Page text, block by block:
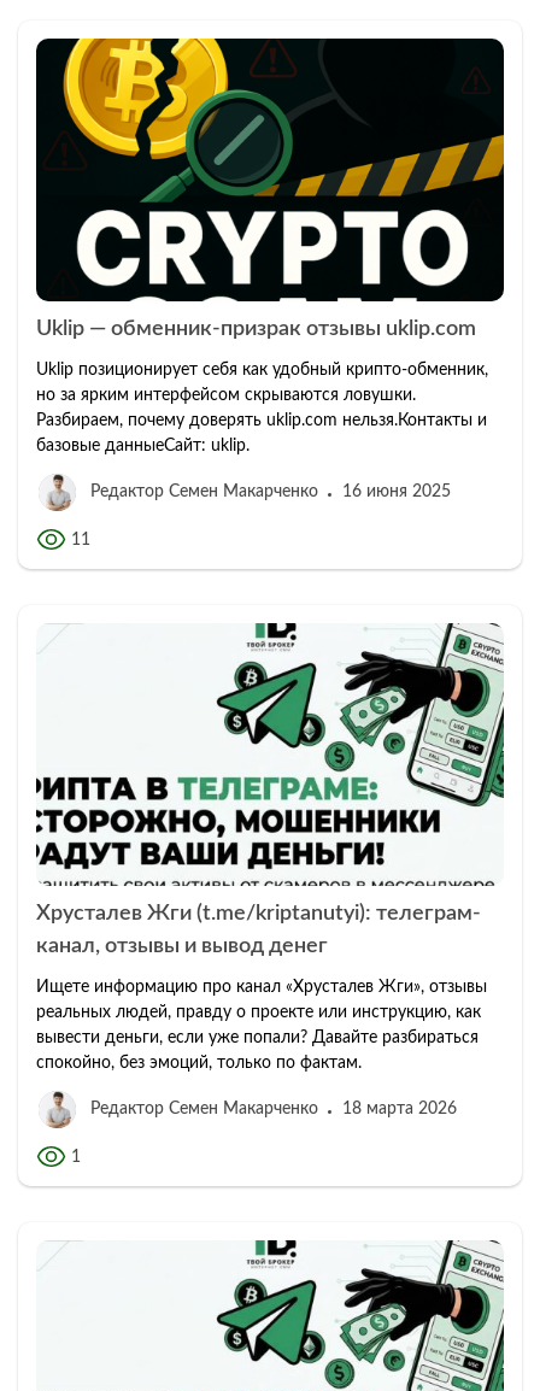
Uklip — обменник-призрак отзывы uklip.com
Uklip позиционирует себя как удобный крипто-обменник,
но за ярким интерфейсом скрываются ловушки.
Разбираем, почему доверять uklip.com нельзя.Контакты и
базовые данныеСайт: uklip.
Редактор Семен Макарченко 16 июня 2025
11
Хрусталев Жги (t.me/kriptanutyi): телеграм-
канал, отзывы и вывод денег
Ищете информацию про канал «Хрусталев Жги», отзывы
реальных людей, правду о проекте или инструкцию, как
вывести деньги, если уже попали? Давайте разбираться
спокойно, без эмоций, только по фактам.
Редактор Семен Макарченко 18 марта 2026
1